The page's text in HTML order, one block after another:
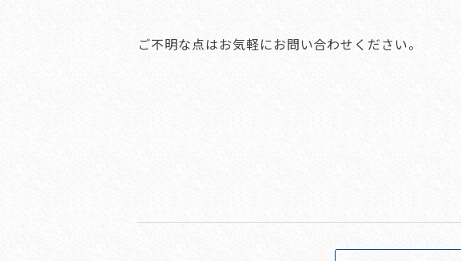
ご不明な点はお気軽にお問い合わせください。